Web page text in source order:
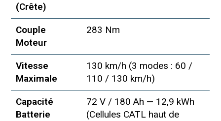
(Crête)
Couple
Moteur
283 Nm
Vitesse
Maximale
130 km/h (3 modes : 60 /
110 / 130 km/h)
Capacité
Batterie
72 V / 180 Ah — 12,9 kWh
(Cellules CATL haut de